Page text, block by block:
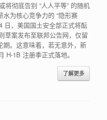
将彻底告别 “人人平等” 的随机
为核心竞争力的 “隐形赛
日，美国国土安全部正式将酝
草案发布至联邦公告网，仅留
期。这意味着，若无意外，新
H-1B 注册季正式落地。
了解更多